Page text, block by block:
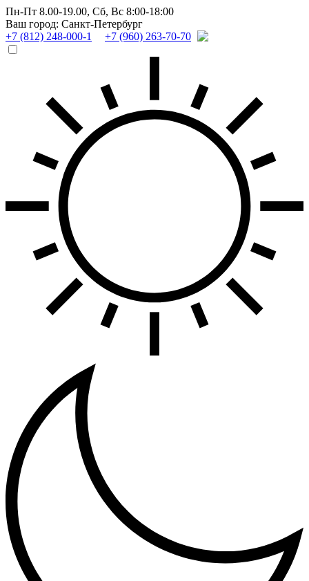
Пн-Пт 8.00-19.00, Сб, Вс 8:00-18:00
Ваш город: Санкт-Петербург
+7 (812) 248-000-1
+7 (960) 263-70-70